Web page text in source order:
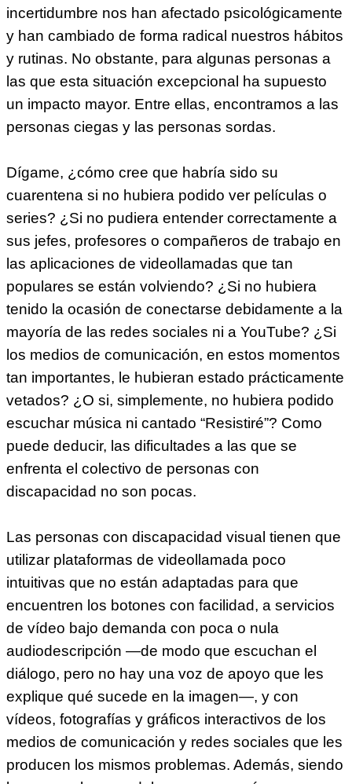
incertidumbre nos han afectado psicológicamente
y han cambiado de forma radical nuestros hábitos
y rutinas. No obstante, para algunas personas a
las que esta situación excepcional ha supuesto
un impacto mayor. Entre ellas, encontramos a las
personas ciegas y las personas sordas.
Dígame, ¿cómo cree que habría sido su
cuarentena si no hubiera podido ver películas o
series? ¿Si no pudiera entender correctamente a
sus jefes, profesores o compañeros de trabajo en
las aplicaciones de videollamadas que tan
populares se están volviendo? ¿Si no hubiera
tenido la ocasión de conectarse debidamente a la
mayoría de las redes sociales ni a YouTube? ¿Si
los medios de comunicación, en estos momentos
tan importantes, le hubieran estado prácticamente
vetados? ¿O si, simplemente, no hubiera podido
escuchar música ni cantado “Resistiré”? Como
puede deducir, las dificultades a las que se
enfrenta el colectivo de personas con
discapacidad no son pocas.
Las personas con discapacidad visual tienen que
utilizar plataformas de videollamada poco
intuitivas que no están adaptadas para que
encuentren los botones con facilidad, a servicios
de vídeo bajo demanda con poca o nula
audiodescripción —de modo que escuchan el
diálogo, pero no hay una voz de apoyo que les
explique qué sucede en la imagen—, y con
vídeos, fotografías y gráficos interactivos de los
medios de comunicación y redes sociales que les
producen los mismos problemas. Además, siendo